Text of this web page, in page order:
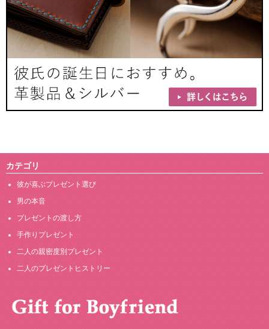
カテゴリ
彼が喜ぶプレゼント選び
男の本音
プレゼントの渡し方
手作りプレゼント
二人の親密度別プレゼント
二人のプレゼントヒストリー